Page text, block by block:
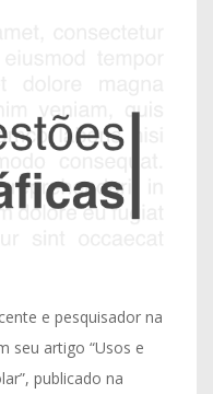
e pesquisador na
seu artigo “Usos e
publicado na